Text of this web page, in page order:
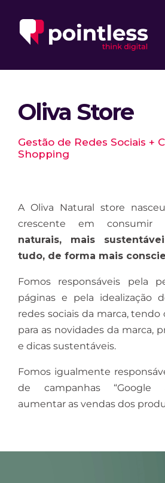
Oliva Store
Gestão de Redes Sociais +
Shopping
A Oliva Natural store
crescente em consumir
naturais, mais
tudo, de forma mais
Fomos responsáveis pela
páginas e pela idealização
redes sociais da marca, tendo
para as novidades da marca,
e dicas sustentáveis.
Fomos igualmente
de campanhas “Google
aumentar as vendas dos